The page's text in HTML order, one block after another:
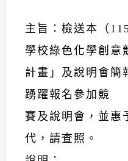
主旨：檢送本（
學校綠色化學創意
計畫」及說明會簡
踴躍報名參加競
賽及說明會，並惠
代，請查照。